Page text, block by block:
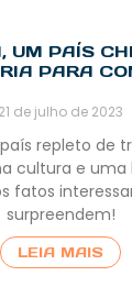
UM PAÍS
PARA
21 de julho de 2023
repleto de
cultura e uma
fatos
surpreendem!
LEIA MAIS